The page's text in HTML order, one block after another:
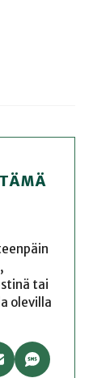
tai
olevilla